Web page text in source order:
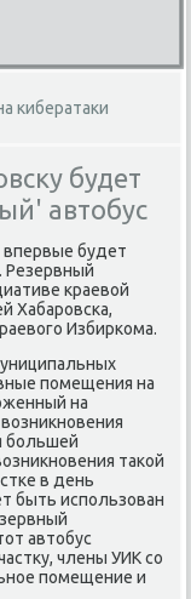
кибератаки
будет
автобус
впервые будет
Резервный
краевой
Хабаровска,
Избиркома.
помещения на
на
большей
такой
в день
быть использован
автобус
члены УИК со
помещение и